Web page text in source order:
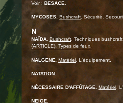
Voir : BESACE
MYCOSES. Bushcraft . Sécurité,
N
NAÏDA. Bushcraft . Techniques bushcraft.
(ARTICLE). Types de feux.
NALGENE. Matériel . L'équipement.
NATATION.
NÉCESSAIRE D'AFFÛTAGE. Matériel .
NEIGE.